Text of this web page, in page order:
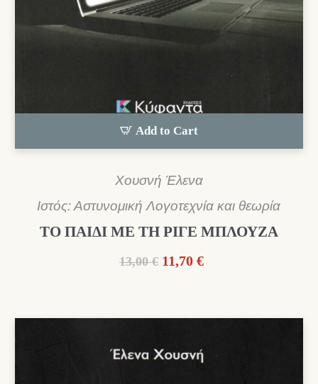
Add to Cart
Χουσνή Έλενα
Ιστός: Αστυνομική Λογοτεχνία και θεωρία
ΤΟ ΠΑΙΔΙ ΜΕ ΤΗ ΡΙΓΕ ΜΠΛΟΥΖΑ
13,00 € Original
13,00 €.
11,70 €Η
είναι: